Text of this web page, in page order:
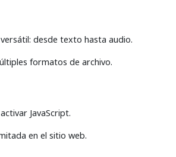
desde texto hasta audio.
formatos de archivo.
JavaScript.
en el sitio web.